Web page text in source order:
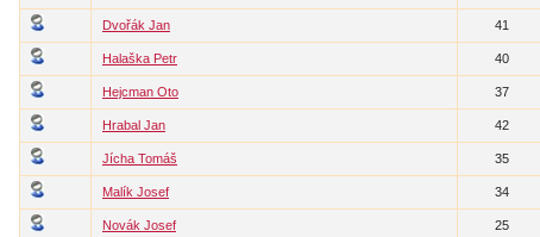
Dvořák Jan 41
Halaška Petr 40
Hejcman Oto 37
Hrabal Jan 42
Jícha Tomáš 35
Malík Josef 34
Novák Josef 25